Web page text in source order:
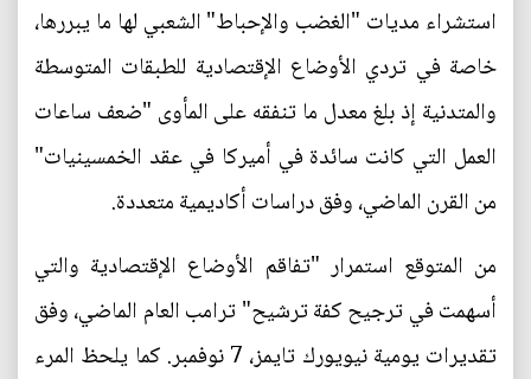
استشراء مديات "الغضب والإحباط" الشعبي لها ما يبررها،
خاصة في تردي الأوضاع الإقتصادية للطبقات المتوسطة
والمتدنية إذ بلغ معدل ما تنفقه على المأوى "ضعف ساعات
العمل التي كانت سائدة في أميركا في عقد الخمسينيات"
من القرن الماضي، وفق دراسات أكاديمية متعددة.
من المتوقع استمرار "تفاقم الأوضاع الإقتصادية والتي
أسهمت في ترجيح كفة ترشيح" ترامب العام الماضي، وفق
تقديرات يومية نيويورك تايمز، 7 نوفمبر. كما يلحظ المرء